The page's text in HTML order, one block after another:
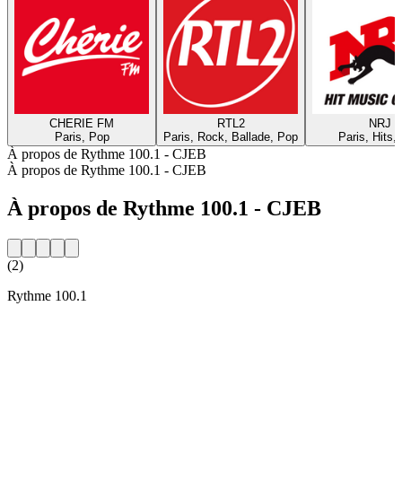
CHERIE FM
Paris, Pop
RTL2
Paris, Rock, Ballade, Pop
NRJ
Paris, Hits,
À propos de Rythme 100.1 - CJEB
À propos de Rythme 100.1 - CJEB
À propos de Rythme 100.1 - CJEB
(2)
Rythme 100.1